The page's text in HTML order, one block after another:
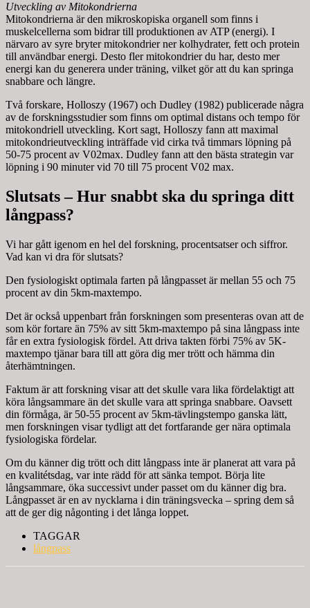
Utveckling av Mitokondrierna
Mitokondrierna är den mikroskopiska organell som finns i
muskelcellerna som bidrar till produktionen av ATP (energi). I
närvaro av syre bryter mitokondrier ner kolhydrater, fett och protein
till användbar energi. Desto fler mitokondrier du har, desto mer
energi kan du generera under träning, vilket gör att du kan springa
snabbare och längre.
Två forskare, Holloszy (1967) och Dudley (1982) publicerade några
av de forskningsstudier som finns om optimal distans och tempo för
mitokondriell utveckling. Kort sagt, Holloszy fann att maximal
mitokondrieutveckling inträffade vid cirka två timmars löpning på
50-75 procent av V02max. Dudley fann att den bästa strategin var
löpning i 90 minuter vid 70 till 75 procent V02 max.
Slutsats – Hur snabbt ska du springa ditt
långpass?
Vi har gått igenom en hel del forskning, procentsatser och siffror.
Vad kan vi dra för slutsats?
Den fysiologiskt optimala farten på långpasset är mellan 55 och 75
procent av din 5km-maxtempo.
Det är också uppenbart från forskningen som presenteras ovan att de
som kör fortare än 75% av sitt 5km-maxtempo på sina långpass inte
får en extra fysiologisk fördel. Att driva takten förbi 75% av 5K-
maxtempo tjänar bara till att göra dig mer trött och hämma din
återhämtningen.
Faktum är att forskning visar att det skulle vara lika fördelaktigt att
köra långsammare än det skulle vara att springa snabbare. Oavsett
din förmåga, är 50-55 procent av 5km-tävlingstempo ganska lätt,
men forskningen visar tydligt att det fortfarande ger nära optimala
fysiologiska fördelar.
Om du känner dig trött och ditt långpass inte är planerat att vara på
en kvalitétsdag, var inte rädd för att sänka tempot. Börja lite
långsammare, öka successivt under passet om du känner dig bra.
Långpasset är en av nycklarna i din träningsvecka – spring dem så
att de ger dig någonting i det långa loppet.
TAGGAR
långpass